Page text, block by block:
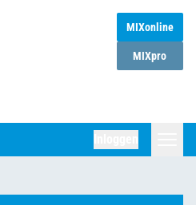
MIXonline
MIXpro